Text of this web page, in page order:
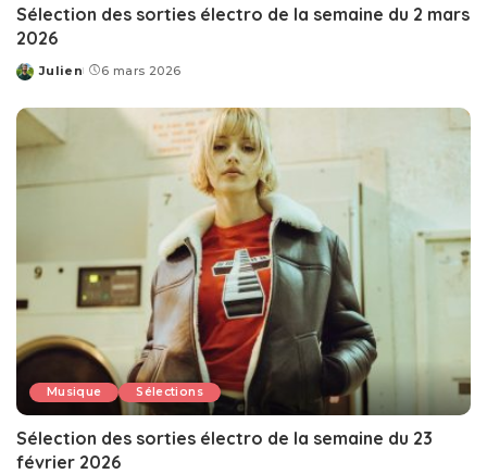
Sélection des sorties électro de la semaine du 2 mars
2026
Posted
Julien 6 mars 2026
Musique Sélections
Sélection des sorties électro de la semaine du 23
février 2026